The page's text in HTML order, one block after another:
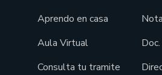
Aprendo en casa
Aula Virtual
Consulta tu tramite